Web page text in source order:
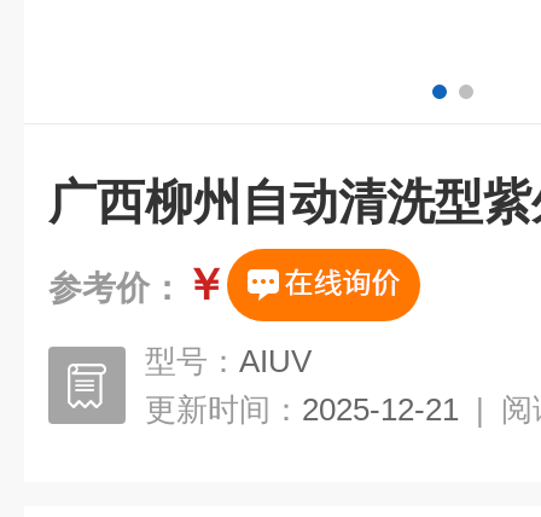
广西柳州自动清洗型
参考价： ￥
型号： AIUV
更新时间： 2025-12-21 | 阅